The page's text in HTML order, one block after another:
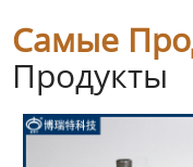
Самые
Продукты